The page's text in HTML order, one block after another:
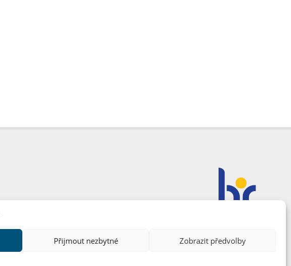
Přijmout nezbytné Zobrazit předvolby